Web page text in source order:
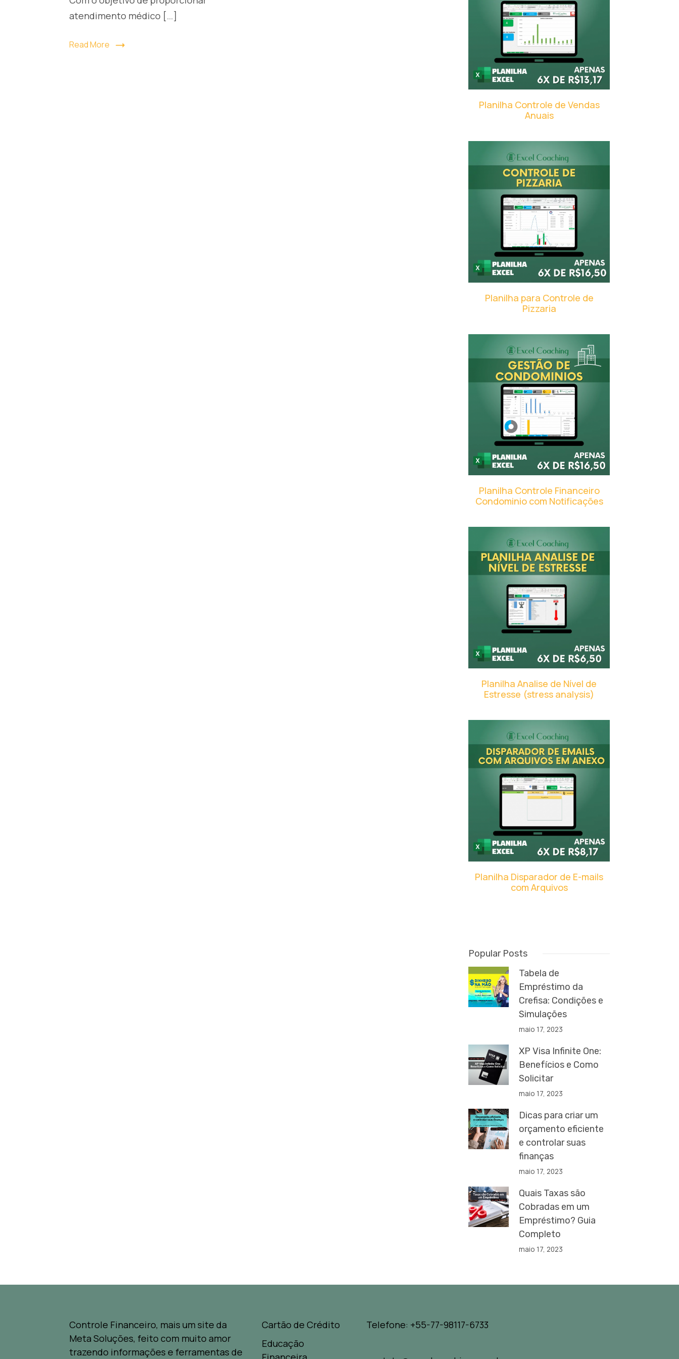
atendimento médico […]
Read More
Planilha Controle de Vendas
Anuais
Planilha para Controle de
Pizzaria
Planilha Controle Financeiro
Condominio com Notificações
Planilha Analise de Nível de
Estresse (stress analysis)
Planilha Disparador de E-mails
com Arquivos
Popular Posts
Tabela de
Empréstimo da
Crefisa: Condições e
Simulações
maio 17, 2023
XP Visa Infinite One:
Benefícios e Como
Solicitar
maio 17, 2023
Dicas para criar um
orçamento eficiente
e controlar suas
finanças
maio 17, 2023
Quais Taxas são
Cobradas em um
Empréstimo? Guia
Completo
maio 17, 2023
Controle Financeiro, mais um site da
Meta Soluções, feito com muito amor
trazendo informações e ferramentas de
Cartão de Crédito
Educação
Telefone: +55-77-98117-6733